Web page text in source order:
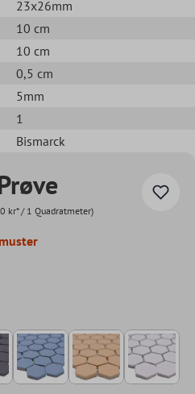
23x26mm
10 cm
10 cm
0,5 cm
5mm
1
Bismarck
kr* / 1 Quadratmeter)